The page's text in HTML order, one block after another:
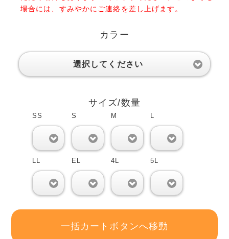
場合には、すみやかにご連絡を差し上げます。
カラー
選択してください
サイズ/数量
SS S M
EL 4L 5L
一括カートボタンへ移動